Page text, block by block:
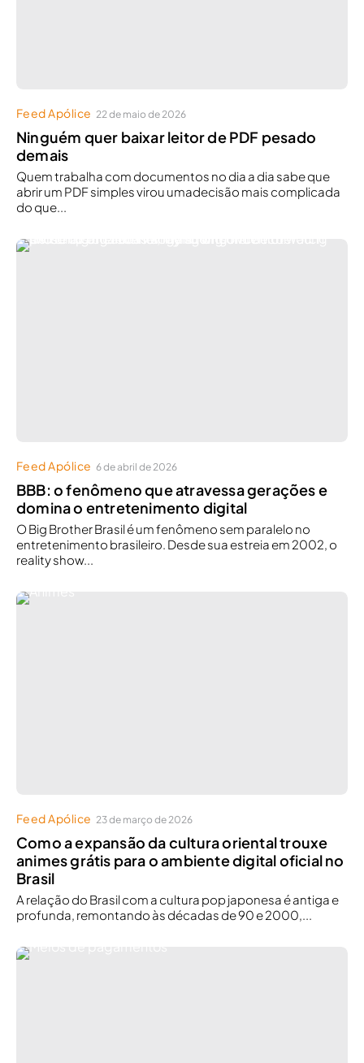
Feed Apólice 22 de maio de 2026
Ninguém quer baixar leitor de PDF pesado
demais
Quem trabalha com documentos no dia a dia sabe que
abrir um PDF simples virou umadecisão mais complicada
do que...
Feed Apólice 6 de abril de 2026
BBB: o fenômeno que atravessa gerações e
domina o entretenimento digital
O Big Brother Brasil é um fenômeno sem paralelo no
entretenimento brasileiro. Desde sua estreia em 2002, o
reality show...
Feed Apólice 23 de março de 2026
Como a expansão da cultura oriental trouxe
animes grátis para o ambiente digital oficial no
Brasil
A relação do Brasil com a cultura pop japonesa é antiga e
profunda, remontando às décadas de 90 e 2000,...